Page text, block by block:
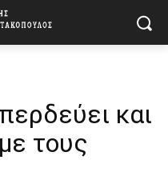
και
τους